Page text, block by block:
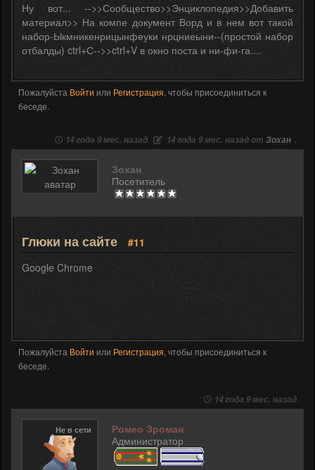
Ну вот... -->>Сообщество>>Энциклопедия>>Добавить
материал>> На компе документ Ворд и в нем вот такой
набор-Ыкмникенрицынфеуки нрцниеыни--(простой набор
отбалды) ctrl+С-->>ctrl+V в окно поста и ни-фи-га....
Пожалуйста Войти или Регистрация, чтобы присоединиться к
беседе.
14 года 9 мес. назад 14 года 9 мес. назад от Зохан .
Зохан
Посетитель
Глюки на сайте
#11
Google Chrome
Пожалуйста Войти или Регистрация, чтобы присоединиться к
беседе.
14 года 9 мес. назад
Не в сети
Ромео Зроман
Администратор